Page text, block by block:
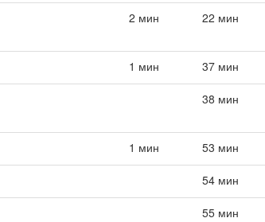
2 мин 22 мин
1 мин 37 мин
38 мин
1 мин 53 мин
54 мин
55 мин